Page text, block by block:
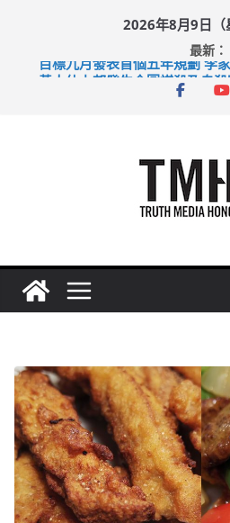
content
2026年8月9日（
最新：